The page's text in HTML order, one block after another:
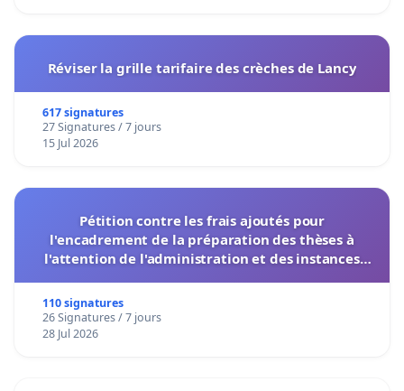
Réviser la grille tarifaire des crèches de Lancy
617 signatures
27 Signatures / 7 jours
15 Jul 2026
Pétition contre les frais ajoutés pour
l'encadrement de la préparation des thèses à
l'attention de l'administration et des instances
110 signatures
26 Signatures / 7 jours
28 Jul 2026